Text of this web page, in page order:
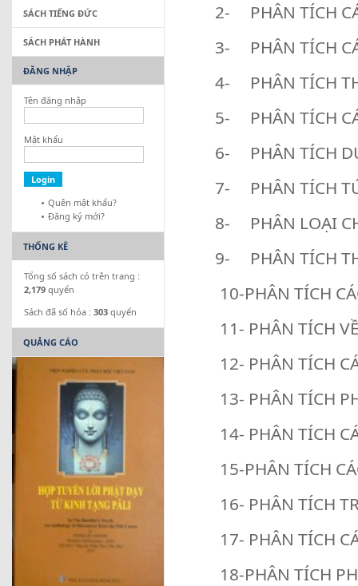
2- PHÂN TÍCH
3- PHÂN TÍCH
4- PHÂN TÍCH
5- PHÂN TÍCH
6- PHÂN TÍCH
7- PHÂN TÍCH
8- PHÂN LOẠI
9- PHÂN TÍCH
10-PHÂN TÍCH
11- PHÂN TÍCH
12- PHÂN TÍCH
13- PHÂN TÍCH
14- PHÂN TÍCH
15-PHÂN TÍCH
16- PHÂN TÍCH
17- PHÂN TÍCH
18-PHÂN TÍCH
SÁCH TIẾNG ĐỨC
SÁCH PHÁT HÀNH
ĐĂNG NHẬP
Tên đăng nhập
Mật khẩu
Quên mật khẩu?
Đăng ký mới?
THỐNG KÊ
Tổng số sách có trên trang :
2,179 quyển
Sách đã số hóa : 303 quyển
QUẢNG CÁO